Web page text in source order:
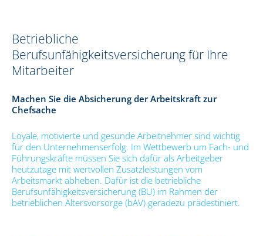
Betriebliche
Berufsunfähigkeitsversicherung für Ihre
Mitarbeiter
Machen Sie die Absicherung der Arbeitskraft zur
Chefsache
Loyale, motivierte und gesunde Arbeitnehmer sind wichtig
für den Unternehmenserfolg. Im Wettbewerb um Fach- und
Führungskräfte müssen Sie sich dafür als Arbeitgeber
heutzutage mit wertvollen Zusatzleistungen vom
Arbeitsmarkt abheben. Dafür ist die betriebliche
Berufsunfähigkeitsversicherung (BU) im Rahmen der
betrieblichen Altersvorsorge (bAV) geradezu prädestiniert.